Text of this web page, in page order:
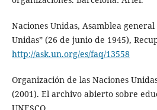
Naciones Unidas, Asamblea
Unidas” (26 de junio de 1945),
http://ask.un.org/es/faq/13558
Organización de las Naciones
(2001). El archivo abierto sobre